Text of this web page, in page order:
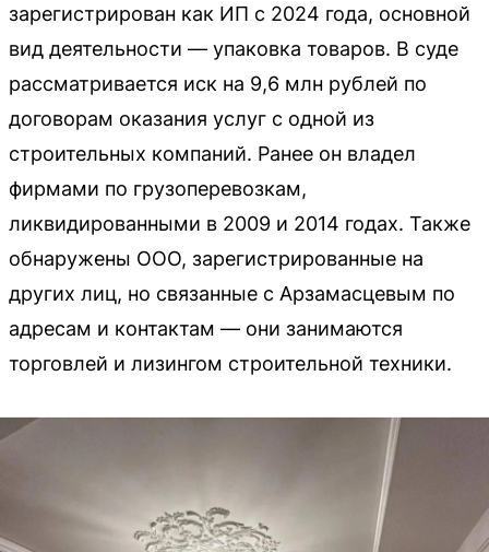
зарегистрирован как ИП с 2024 года, основной
вид деятельности — упаковка товаров. В суде
рассматривается иск на 9,6 млн рублей по
договорам оказания услуг с одной из
строительных компаний. Ранее он владел
фирмами по грузоперевозкам,
ликвидированными в 2009 и 2014 годах. Также
обнаружены ООО, зарегистрированные на
других лиц, но связанные с Арзамасцевым по
адресам и контактам — они занимаются
торговлей и лизингом строительной техники.